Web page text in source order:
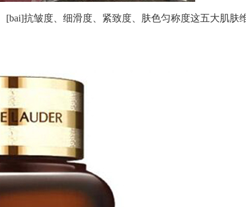
抗皱度、细滑度、紧致度、肤色匀称度这五大肌肤